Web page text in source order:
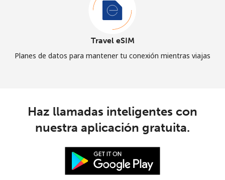
Travel eSIM
Planes de datos para mantener tu conexión mientras viajas
Haz llamadas inteligentes con
nuestra aplicación gratuita.